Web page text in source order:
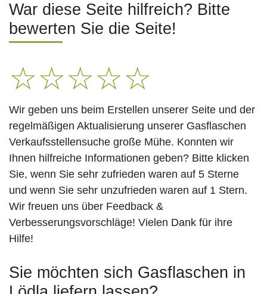
War diese Seite hilfreich? Bitte
bewerten Sie die Seite!
☆☆☆☆☆
Wir geben uns beim Erstellen unserer Seite und der
regelmäßigen Aktualisierung unserer Gasflaschen
Verkaufsstellensuche große Mühe. Konnten wir
Ihnen hilfreiche Informationen geben? Bitte klicken
Sie, wenn Sie sehr zufrieden waren auf 5 Sterne
und wenn Sie sehr unzufrieden waren auf 1 Stern.
Wir freuen uns über Feedback &
Verbesserungsvorschläge! Vielen Dank für ihre
Hilfe!
Sie möchten sich Gasflaschen in